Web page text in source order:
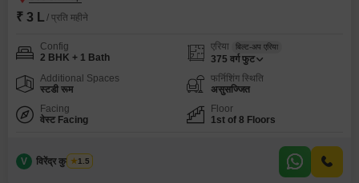
₹ 3 L / प्रति महीने
Config
2 BHK + 1 Bath
एरिया बिल्ट-अप एरिया
375 वर्ग फुट
Additional Spaces
स्टडी रूम
फर्निशिंग स्थिति
असुसज्जित
Facing
वेस्ट Facing
Floor
1st of 8 Floors
V विरेंद्र कुमार शर्मा
1.5